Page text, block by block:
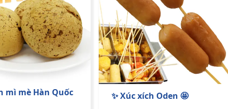
mì mè Hàn Quốc
✨ Xúc xích Oden 🤩